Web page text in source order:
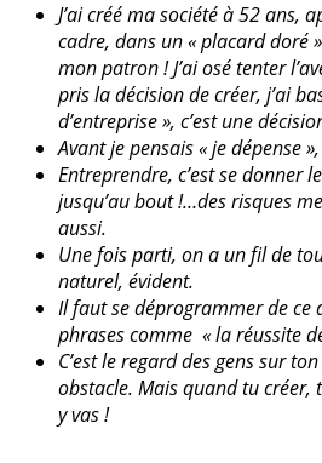
J’ai créé ma société à 52 ans,
cadre, dans un « placard doré
mon patron ! J’ai osé tenter
pris la décision de créer, j’ai
d’entreprise », c’est une
Avant je pensais « je dépense
Entreprendre, c’est se donner
jusqu’au bout !…des risques
aussi.
Une fois parti, on a un fil de
naturel, évident.
Il faut se déprogrammer de ce
phrases comme « la réussite
C’est le regard des gens sur
obstacle. Mais quand tu créer,
y vas !